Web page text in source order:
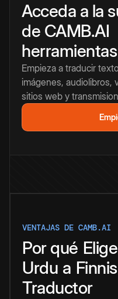
Acceda a la
de CAMB.AI
Empieza a traducir
imágenes, audiolibros,
sitios web y
VENTAJAS DE CAMB.AI
Por qué Elige
Urdu a
Traductor